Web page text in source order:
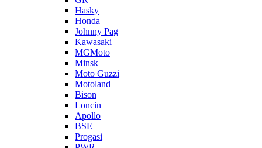
Hasky
Honda
Johnny Pag
Kawasaki
MGMoto
Minsk
Moto Guzzi
Motoland
Bison
Loncin
Apollo
BSE
Progasi